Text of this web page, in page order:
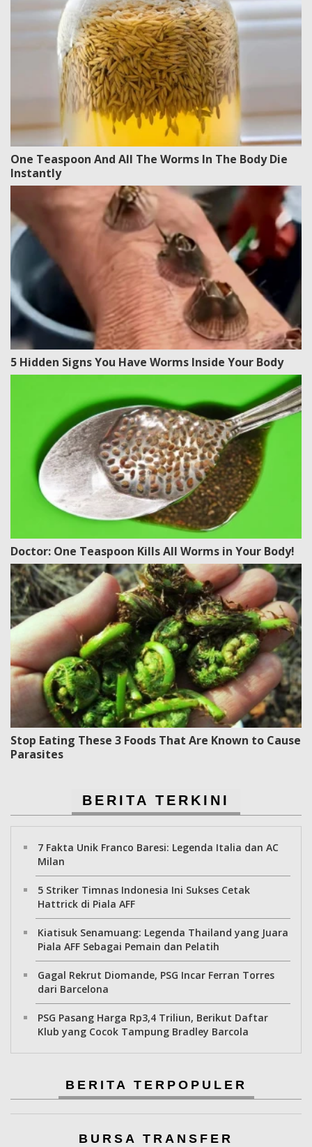
One Teaspoon And All The Worms In The Body Die
Instantly
5 Hidden Signs You Have Worms Inside Your Body
Doctor: One Teaspoon Kills All Worms in Your Body!
Stop Eating These 3 Foods That Are Known to Cause
Parasites
BERITA TERKINI
7 Fakta Unik Franco Baresi: Legenda Italia dan AC
Milan
5 Striker Timnas Indonesia Ini Sukses Cetak
Hattrick di Piala AFF
Kiatisuk Senamuang: Legenda Thailand yang Juara
Piala AFF Sebagai Pemain dan Pelatih
Gagal Rekrut Diomande, PSG Incar Ferran Torres
dari Barcelona
PSG Pasang Harga Rp3,4 Triliun, Berikut Daftar
Klub yang Cocok Tampung Bradley Barcola
BERITA TERPOPULER
BURSA TRANSFER